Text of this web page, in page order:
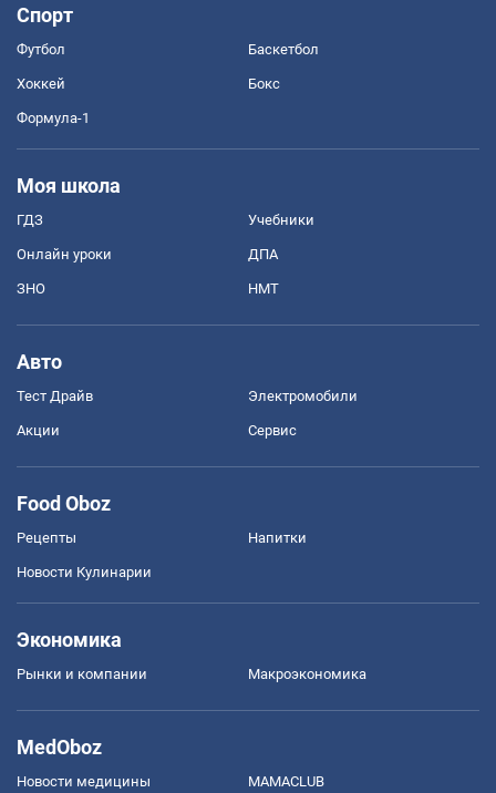
Спорт
Футбол Баскетбол
Хоккей Бокс
Формула-1
Моя школа
ГДЗ Учебники
Онлайн уроки ДПА
ЗНО НМТ
Авто
Тест Драйв Электромобили
Акции Сервис
Food Oboz
Рецепты Напитки
Новости Кулинарии
Экономика
Рынки и компании Mакроэкономика
MedOboz
Новости медицины MAMACLUB